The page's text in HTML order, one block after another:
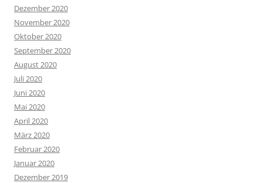
Dezember 2020
November 2020
Oktober 2020
September 2020
August 2020
Juli 2020
Juni 2020
Mai 2020
April 2020
März 2020
Februar 2020
Januar 2020
Dezember 2019